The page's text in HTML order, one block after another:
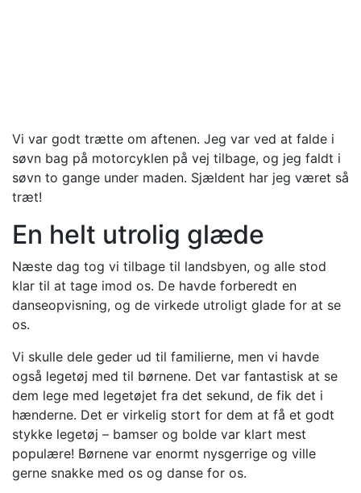
Vi var godt trætte om aftenen. Jeg var ved at falde i
søvn bag på motorcyklen på vej tilbage, og jeg faldt i
søvn to gange under maden. Sjældent har jeg været så
træt!
En helt utrolig glæde
Næste dag tog vi tilbage til landsbyen, og alle stod
klar til at tage imod os. De havde forberedt en
danseopvisning, og de virkede utroligt glade for at se
os.
Vi skulle dele geder ud til familierne, men vi havde
også legetøj med til børnene. Det var fantastisk at se
dem lege med legetøjet fra det sekund, de fik det i
hænderne. Det er virkelig stort for dem at få et godt
stykke legetøj – bamser og bolde var klart mest
populære! Børnene var enormt nysgerrige og ville
gerne snakke med os og danse for os.